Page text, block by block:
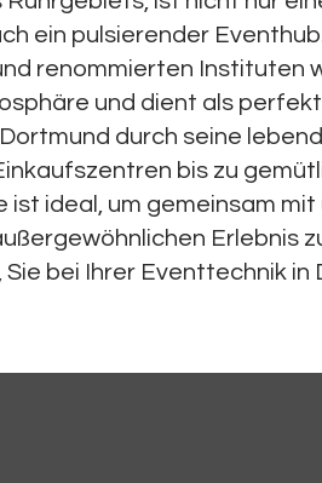
ein pulsierender
renommierten Instituten
und dient als
durch seine
bis zu
ideal, um gemeinsam
Erlebnis
bei Ihrer Eventtechnik in